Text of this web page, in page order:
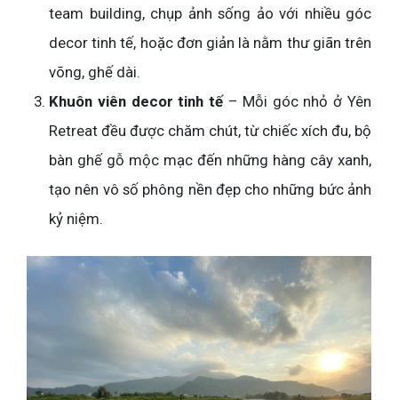
team building, chụp ảnh sống ảo với nhiều góc
decor tinh tế, hoặc đơn giản là nằm thư giãn trên
võng, ghế dài.
Khuôn viên decor tinh tế– Mỗi góc nhỏ ở Yên
Retreat đều được chăm chút, từ chiếc xích đu, bộ
bàn ghế gỗ mộc mạc đến những hàng cây xanh,
tạo nên vô số phông nền đẹp cho những bức ảnh
kỷ niệm.